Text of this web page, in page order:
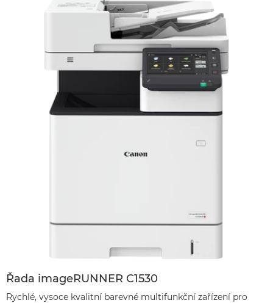
Řada imageRUNNER C1530
Rychlé, vysoce kvalitní barevné multifunkční zařízení pro